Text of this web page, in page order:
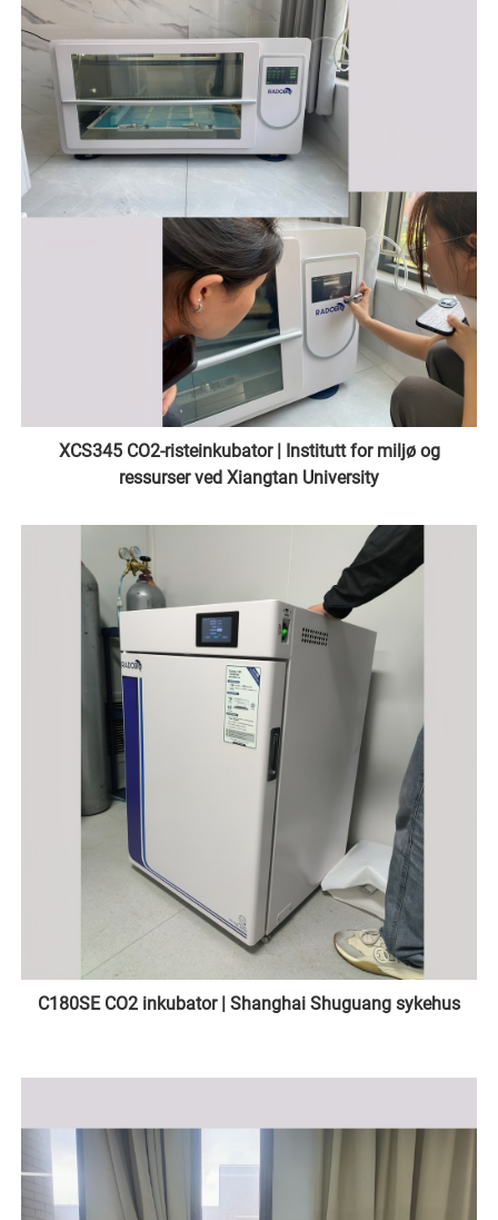
XCS345 CO2-risteinkubator | Institutt for miljø og
ressurser ved Xiangtan University
C180SE CO2 inkubator | Shanghai Shuguang sykehus